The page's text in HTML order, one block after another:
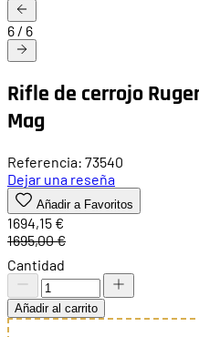
6 / 6
Rifle de cerrojo
Mag
Referencia: 73540
Dejar una reseña
Añadir a Favoritos
1694,15 €
1695,00 €
Cantidad
Añadir al carrito